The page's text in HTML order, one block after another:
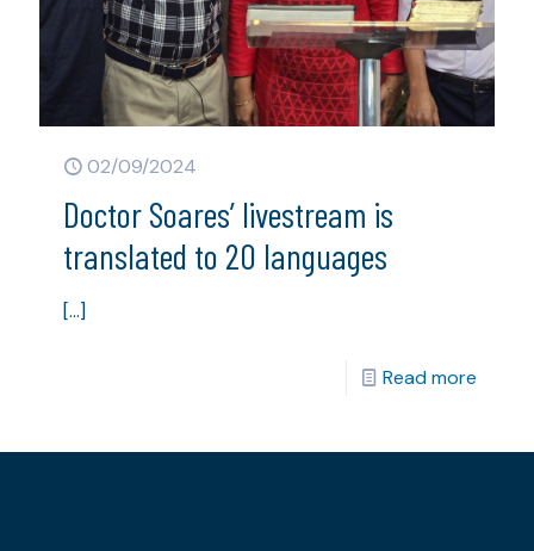
02/09/2024
Doctor Soares’ livestream is
translated to 20 languages
[…]
Read more